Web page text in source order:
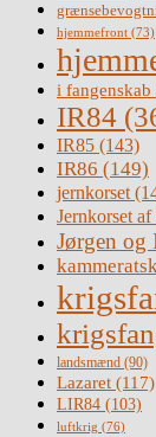
hjemmefront (73)
i fangenskab
IR84
IR85 (143)
IR86 (149)
jernkorset
Jernkorset af
Jørgen og
landsmænd (90)
Lazaret (117)
LIR84 (103)
luftkrig (76)